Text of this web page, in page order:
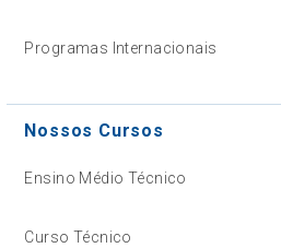
Programas Internacionais
Nossos Cursos
Ensino Médio Técnico
Curso Técnico